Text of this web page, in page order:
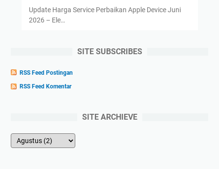
Update Harga Service Perbaikan Apple Device Juni
2026 – Ele…
SITE SUBSCRIBES
RSS Feed Postingan
RSS Feed Komentar
SITE ARCHIEVE